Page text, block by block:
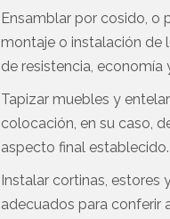
Ensamblar por cosido, o
montaje o instalación de
de resistencia, economía
Tapizar muebles y
colocación, en su caso,
aspecto final establecido.
Instalar cortinas,
adecuados para conferir